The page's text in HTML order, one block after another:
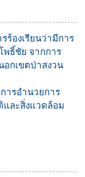
ร้องเรียนว่ามีการ
พธิ์ชัย จากการ
กเขตป่าสงวน
ารอำนวยการ
และสิ่งแวดล้อม